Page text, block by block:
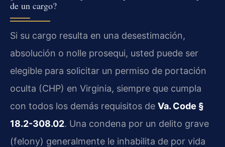
de un cargo?
Si su cargo resulta en una desestimación,
absolución o nolle prosequi, usted puede ser
elegible para solicitar un permiso de portación
oculta (CHP) en Virginia, siempre que cumpla
con todos los demás requisitos de Va. Code §
18.2-308.02. Una condena por un delito grave
(felony) generalmente le inhabilita de por vida